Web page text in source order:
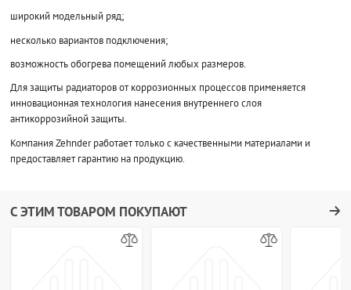
широкий модельный ряд;
несколько вариантов подключения;
возможность обогрева помещений любых размеров.
Для защиты радиаторов от коррозионных процессов применяется
инновационная технология нанесения внутреннего слоя
антикоррозийной защиты.
Компания Zehnder работает только с качественными материалами и
предоставляет гарантию на продукцию.
С ЭТИМ ТОВАРОМ ПОКУПАЮТ